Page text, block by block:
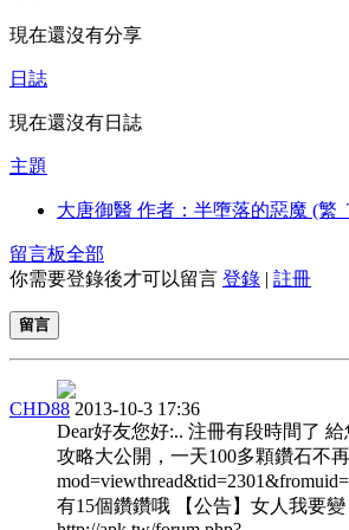
現在還沒有分享
日誌
現在還沒有日誌
主題
大唐御醫 作者：半墮落的惡魔 (繁
留言板全部
你需要登錄後才可以留言 登錄 | 註冊
留言
CHD88 2013-10-3 17:36
Dear好友您好:.. 注冊有段時間了
攻略大公開，一天100多顆鑽石不
有15個鑽鑽哦 【公告】女人我要變